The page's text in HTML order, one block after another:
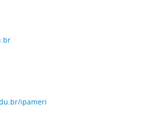
ipameri